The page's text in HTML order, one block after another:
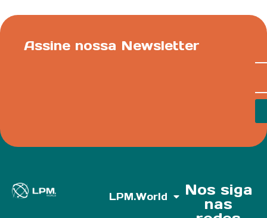
Assine nossa Newsletter
LPM.World Nos siga
nas